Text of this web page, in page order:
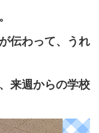
伝わって、うれ
来週からの学校